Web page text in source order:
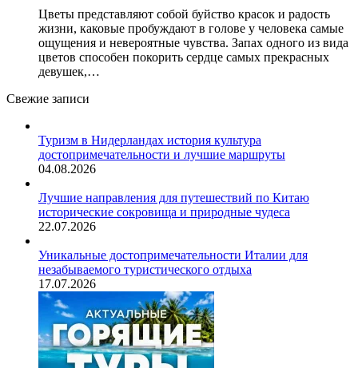
Цветы представляют собой буйство красок и радость
жизни, каковые пробуждают в голове у человека самые
ощущения и невероятные чувства. Запах одного из вида
цветов способен покорить сердце самых прекрасных
девушек,…
Свежие записи
Туризм в Нидерландах история культура
достопримечательности и лучшие маршруты
04.08.2026
Лучшие направления для путешествий по Китаю
исторические сокровища и природные чудеса
22.07.2026
Уникальные достопримечательности Италии для
незабываемого туристического отдыха
17.07.2026